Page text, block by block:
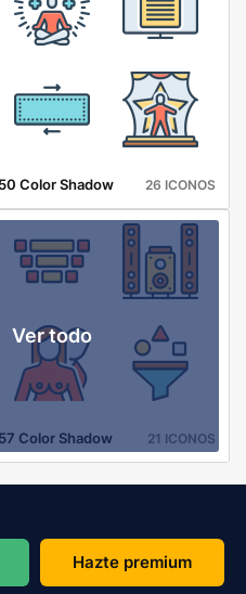
Color Shadow 26 ICONOS
Ver todo
Color Shadow 21 ICONOS
Hazte premium